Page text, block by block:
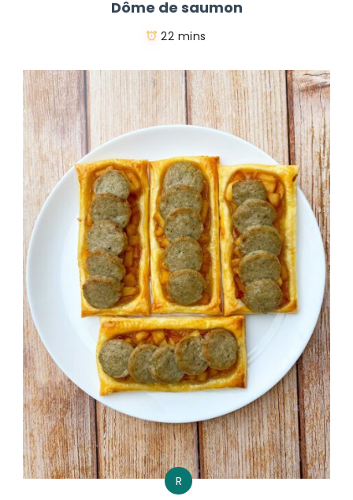
Dôme de saumon
22 mins
R